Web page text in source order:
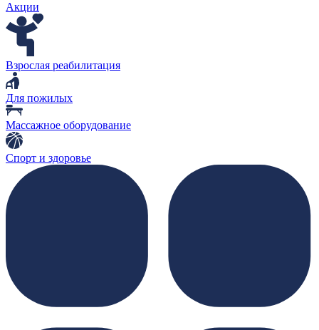
Акции
Взрослая реабилитация
Для пожилых
Массажное оборудование
Спорт и здоровье